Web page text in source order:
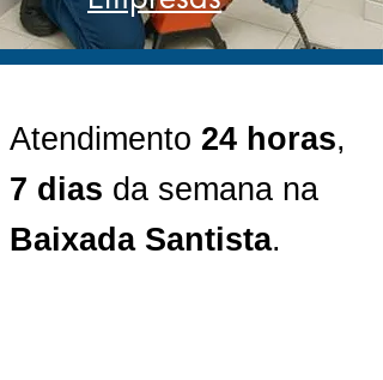
Atendimento 24 horas,
7 dias da semana na
Baixada Santista.